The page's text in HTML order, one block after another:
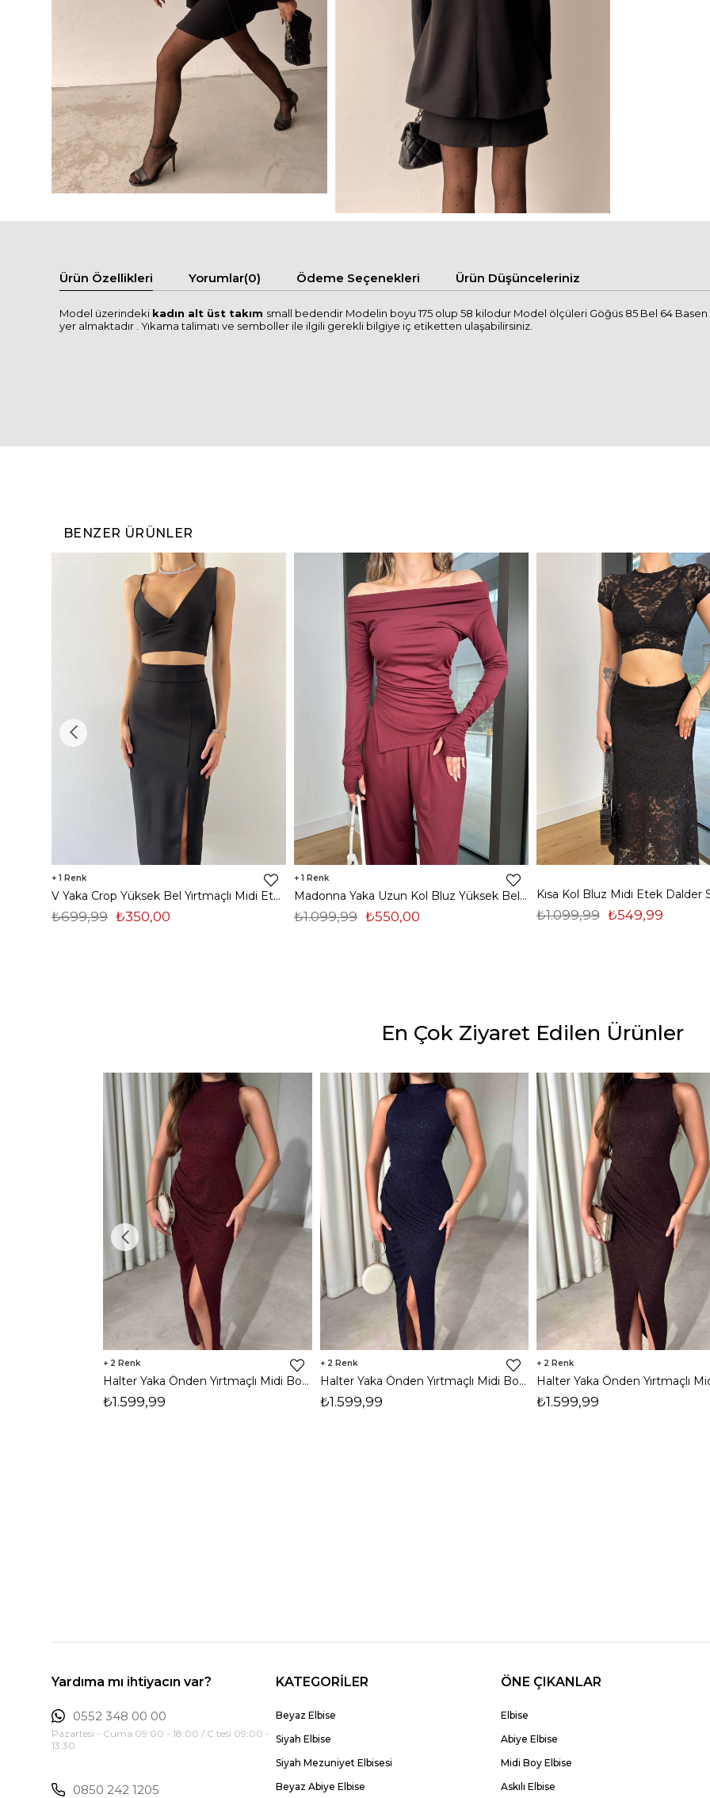
Ürün Özellikleri Yorumlar(0) Ödeme Seçenekleri Ürün Düşünceleriniz
Model üzerindeki kadın alt üst takım small bedendir Modelin boyu 175 olup 58 kilodur Model ölçüleri Göğüs 85 Bel 64
yer almaktadır . Yıkama talimatı ve semboller ile ilgili gerekli bilgiye iç etiketten ulaşabilirsiniz.
BENZER ÜRÜNLER
1
V Yaka Crop Yüksek Bel Yırtmaçlı Midi Etek Duarte Kadın Siyah İkili Takım 23Y000561
₺350,00
₺699,99
1
Madonna Yaka Uzun Kol Bluz Yüksek Bel Bol Paça Pantolon Börd Bordo Kadın Takım 25Y140
₺550,00
₺1.099,99 ₺549,99
₺1.099,99
En Çok Ziyaret Edilen Ürünler
2
Halter Yaka Önden Yırtmaçlı Midi Boy Bordo Hasre Kadın Elbise 26Y502
₺1.599,99
2
Halter Yaka Önden Yırtmaçlı Midi Boy Lacivert Hasre Kadın Elbise 26Y502
₺1.599,99
2
₺1.599,99
Yardıma mı ihtiyacın var?
0552 348 00 00
Pazartesi - Cuma 09:00 - 18:00 / C.tesi 09:00 -
13:30
0850 242 1205
KATEGORİLER
Beyaz Elbise
Siyah Elbise
Siyah Mezuniyet Elbisesi
Beyaz Abiye Elbise
ÖNE ÇIKANLAR
Elbise
Abiye Elbise
Midi Boy Elbise
Askılı Elbise